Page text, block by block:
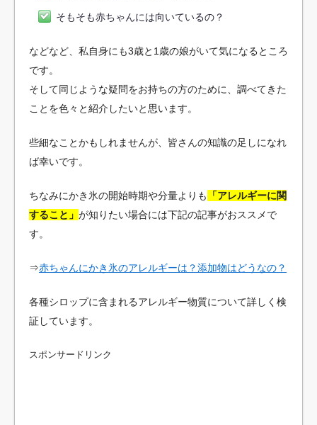
そもそも赤ちゃんには向いているの？
などなど、私自身にも3歳と1歳の娘がいて気になるところ
です。
そして同じような疑問をお持ちの方のために、調べてきた
ことを色々と紹介したいと思います。
些細なことかもしれませんが、皆さんの知識の足しになれ
ば幸いです。
ちなみにかき氷の開始時期や分量よりも
「アレルギーに関
すること」 が知りたい場合には下記の記事がおススメで
す。
⇒赤ちゃんにかき氷のアレルギーは？添加物はどうなの？
各種シロップに含まれるアレルギー物質について詳しく検
証しています。
スポンサードリンク